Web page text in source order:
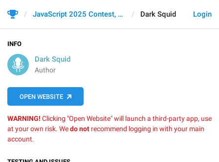
Login
JavaScript 2025 Contest, Round 2 Dark Squid
INFO
Dark Squid
Author
OPEN WEBSITE
WARNING! Clicking "Open Website" will launch a third-party app, use
at your own risk. Wedo not recommend logging in with your main
account.